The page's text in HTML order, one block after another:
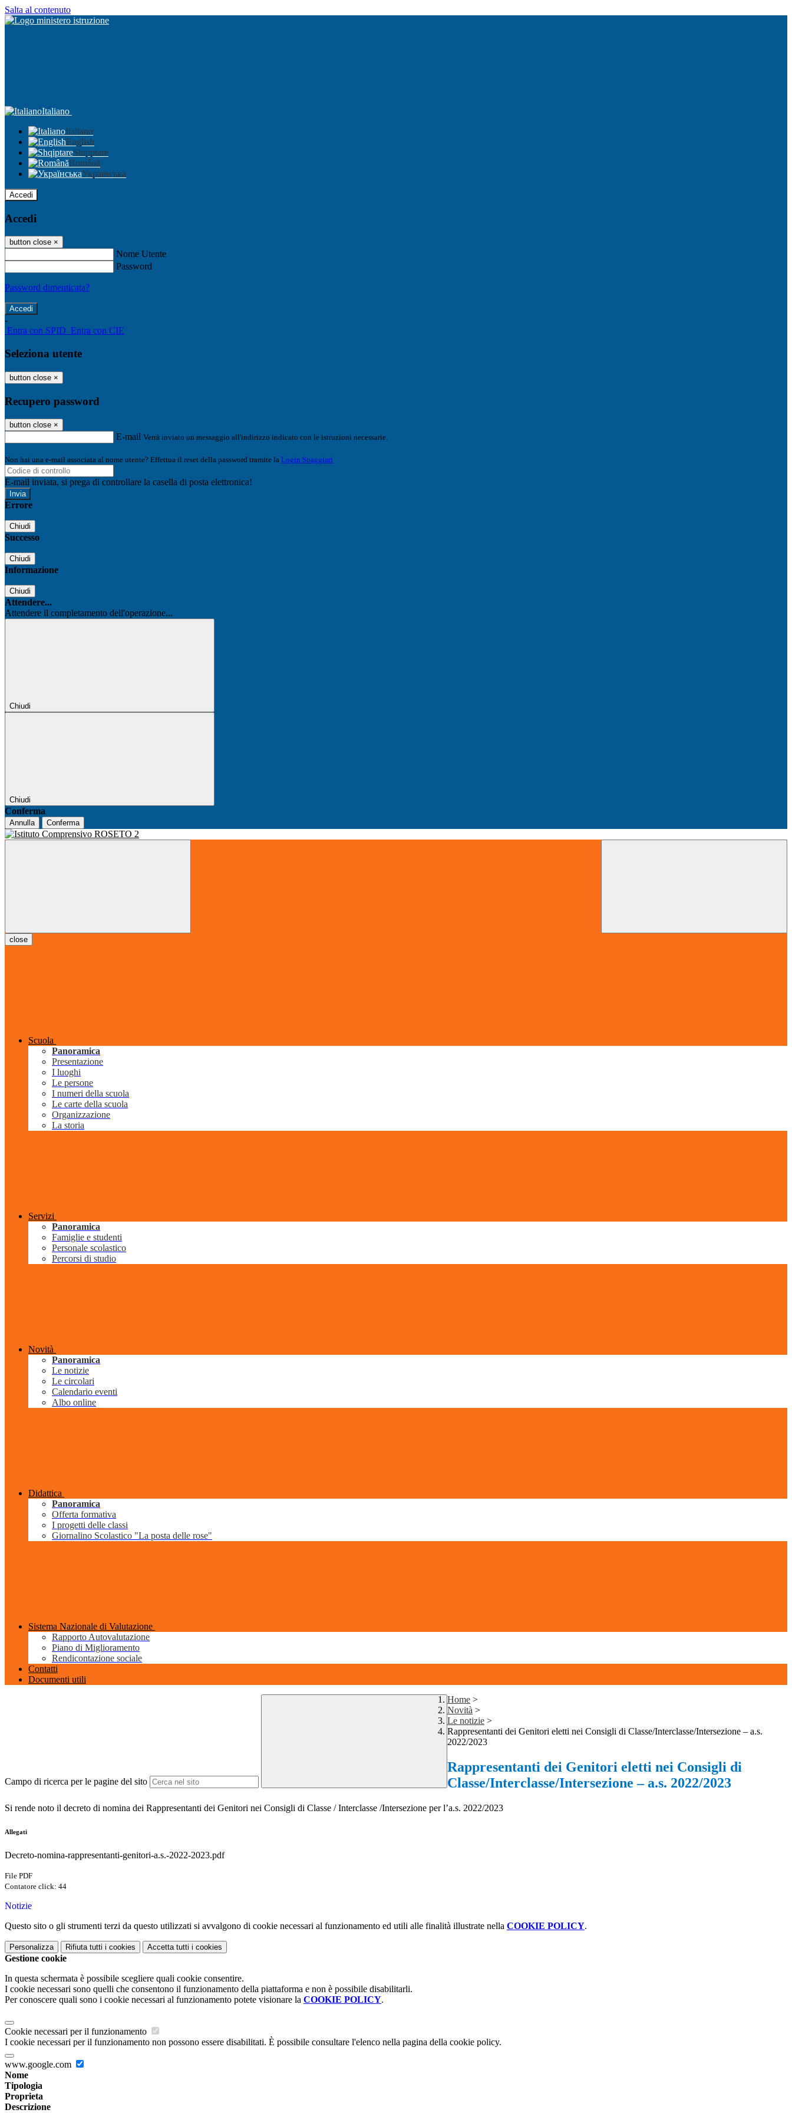
Salta al contenuto
Italiano
Italiano
English
Shqiptare
Română
Українська
Accedi
Accedi
button close ×
Nome Utente
Password
Password dimenticata?
-
Entra con SPID Entra con CIE
Seleziona utente
button close ×
Recupero password
button close ×
E-mail Verrà inviato un messaggio all'indirizzo indicato con le istruzioni necessarie.
Non hai una e-mail associata al nome utente? Effettua il reset della password tramite la Login Spaggiari
E-mail inviata, si prega di controllare la casella di posta elettronica!
Errore
Chiudi
Successo
Chiudi
Informazione
Chiudi
Attendere...
Attendere il completamento dell'operazione...
Chiudi
Chiudi
Conferma
Annulla Conferma
close
Scuola
Panoramica
Presentazione
I luoghi
Le persone
I numeri della scuola
Le carte della scuola
Organizzazione
La storia
Servizi
Panoramica
Famiglie e studenti
Personale scolastico
Percorsi di studio
Novità
Panoramica
Le notizie
Le circolari
Calendario eventi
Albo online
Didattica
Panoramica
Offerta formativa
I progetti delle classi
Giornalino Scolastico "La posta delle rose"
Sistema Nazionale di Valutazione
Rapporto Autovalutazione
Piano di Miglioramento
Rendicontazione sociale
Contatti
Documenti utili
Campo di ricerca per le pagine del sito
Home >
Novità >
Le notizie >
Rappresentanti dei Genitori eletti nei Consigli di Classe/Interclasse/Intersezione – a.s.
2022/2023
Rappresentanti dei Genitori eletti nei Consigli di
Classe/Interclasse/Intersezione – a.s. 2022/2023
Si rende noto il decreto di nomina dei Rappresentanti dei Genitori nei Consigli di Classe / Interclasse /Intersezione per l’a.s. 2022/2023
Allegati
Decreto-nomina-rappresentanti-genitori-a.s.-2022-2023.pdf
File PDF
Contatore click: 44
Notizie
Questo sito o gli strumenti terzi da questo utilizzati si avvalgono di cookie necessari al funzionamento ed utili alle finalità illustrate nella COOKIE POLICY.
Personalizza Rifiuta tutti i cookies Accetta tutti i cookies
Gestione cookie
In questa schermata è possibile scegliere quali cookie consentire.
I cookie necessari sono quelli che consentono il funzionamento della piattaforma e non è possibile disabilitarli.
Per conoscere quali sono i cookie necessari al funzionamento potete visionare la COOKIE POLICY.
Cookie necessari per il funzionamento
I cookie necessari per il funzionamento non possono essere disabilitati. È possibile consultare l'elenco nella pagina della cookie policy.
www.google.com
Nome
Tipologia
Proprieta
Descrizione